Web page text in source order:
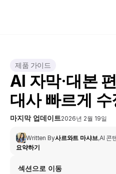
제품 가이드
AI 자막·대본
대사 빠르게 수
마지막 업데이트2026년 2월 19일
Written By사르와트 마샤브,AI 콘
요약하기
섹션으로 이동